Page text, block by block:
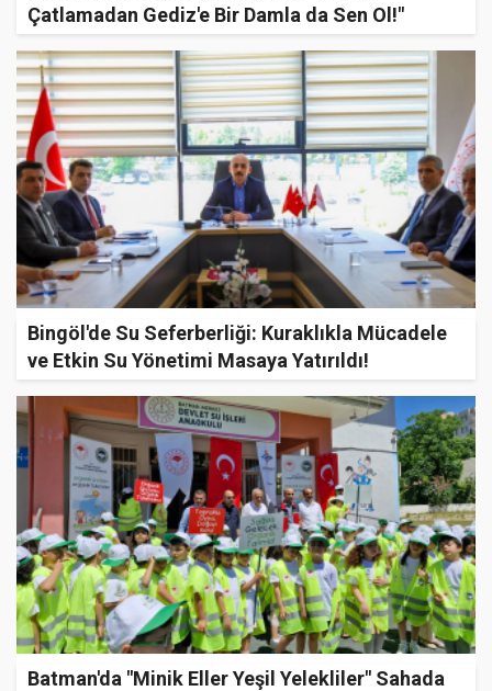
Çatlamadan Gediz'e Bir Damla da Sen Ol!"
Bingöl'de Su Seferberliği: Kuraklıkla Mücadele
ve Etkin Su Yönetimi Masaya Yatırıldı!
Batman'da "Minik Eller Yeşil Yelekliler" Sahada